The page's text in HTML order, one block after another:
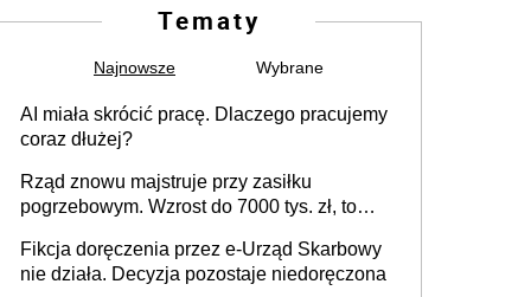
Tematy
Najnowsze Wybrane
AI miała skrócić pracę. Dlaczego pracujemy
coraz dłużej?
Rząd znowu majstruje przy zasiłku
pogrzebowym. Wzrost do 7000 tys. zł, to
Fikcja doręczenia przez e-Urząd Skarbowy
nie działa. Decyzja pozostaje niedoręczona